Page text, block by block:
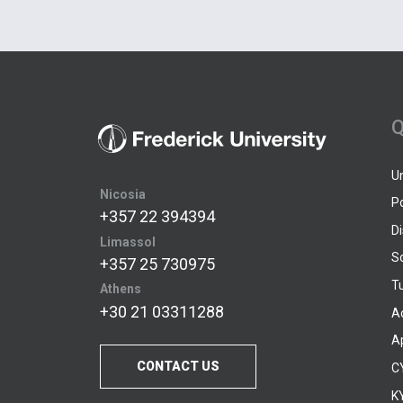
Nicosia
+357 22 394394
Limassol
+357 25 730975
Athens
+30 21 03311288
CONTACT US